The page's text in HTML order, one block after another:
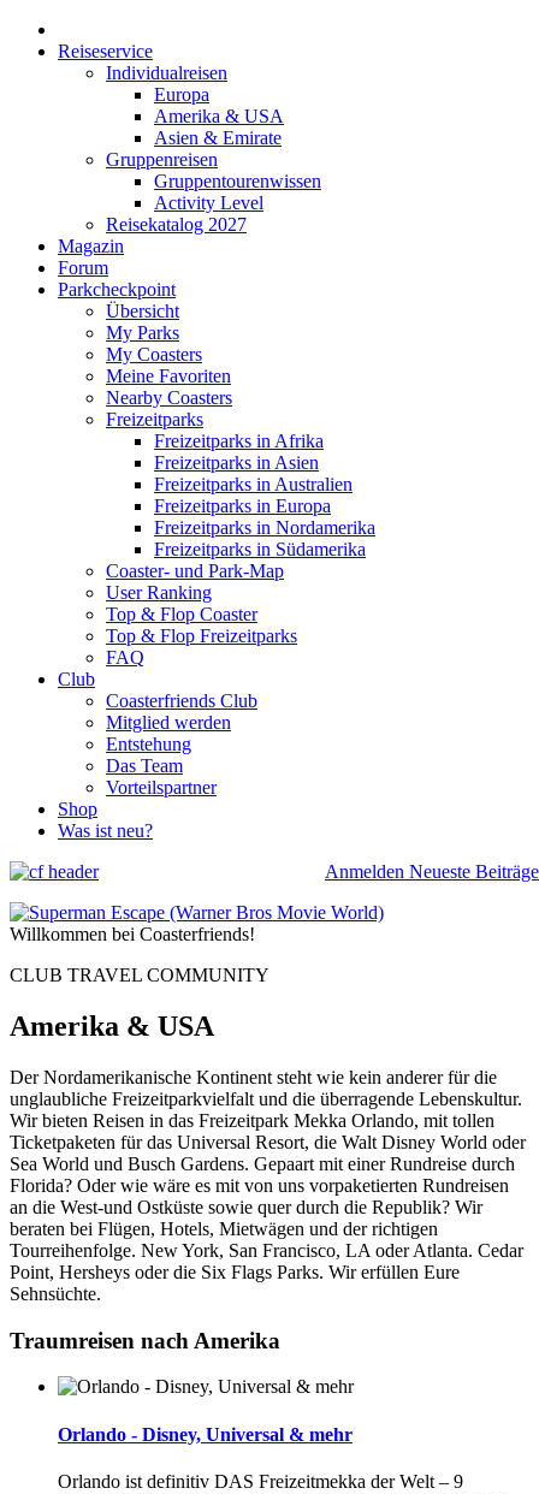
Reiseservice
Individualreisen
Europa
Amerika & USA
Asien & Emirate
Gruppenreisen
Gruppentourenwissen
Activity Level
Reisekatalog 2027
Magazin
Forum
Parkcheckpoint
Übersicht
My Parks
My Coasters
Meine Favoriten
Nearby Coasters
Freizeitparks
Freizeitparks in Afrika
Freizeitparks in Asien
Freizeitparks in Australien
Freizeitparks in Europa
Freizeitparks in Nordamerika
Freizeitparks in Südamerika
Coaster- und Park-Map
User Ranking
Top & Flop Coaster
Top & Flop Freizeitparks
FAQ
Club
Coasterfriends Club
Mitglied werden
Entstehung
Das Team
Vorteilspartner
Shop
Was ist neu?
Anmelden Neueste Beiträge
Willkommen bei Coasterfriends!
CLUB TRAVEL COMMUNITY
Amerika & USA
Der Nordamerikanische Kontinent steht wie kein anderer für die
unglaubliche Freizeitparkvielfalt und die überragende Lebenskultur.
Wir bieten Reisen in das Freizeitpark Mekka Orlando, mit tollen
Ticketpaketen für das Universal Resort, die Walt Disney World oder
Sea World und Busch Gardens. Gepaart mit einer Rundreise durch
Florida? Oder wie wäre es mit von uns vorpaketierten Rundreisen
an die West-und Ostküste sowie quer durch die Republik? Wir
beraten bei Flügen, Hotels, Mietwägen und der richtigen
Tourreihenfolge. New York, San Francisco, LA oder Atlanta. Cedar
Point, Hersheys oder die Six Flags Parks. Wir erfüllen Eure
Sehnsüchte.
Traumreisen nach Amerika
Orlando - Disney, Universal & mehr
Orlando ist definitiv DAS Freizeitmekka der Welt – 9